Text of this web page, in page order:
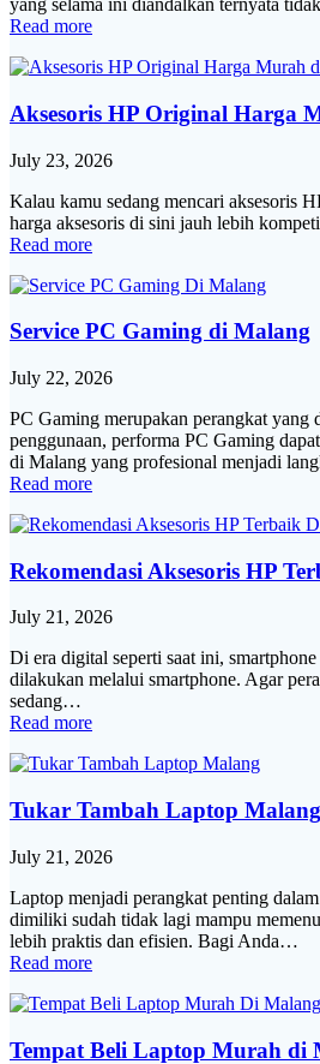
yang selama ini diandalkan ternyata
Read more
Aksesoris HP Original Harga
July 23, 2026
Kalau kamu sedang mencari aksesoris
harga aksesoris di sini jauh lebih
Read more
Service PC Gaming di Malang
July 22, 2026
PC Gaming merupakan perangkat
penggunaan, performa PC Gaming
di Malang yang profesional menjadi
Read more
Rekomendasi Aksesoris HP
July 21, 2026
Di era digital seperti saat ini,
dilakukan melalui smartphone. Agar
sedang…
Read more
Tukar Tambah Laptop Malang
July 21, 2026
Laptop menjadi perangkat penting
dimiliki sudah tidak lagi mampu
lebih praktis dan efisien. Bagi Anda…
Read more
Tempat Beli Laptop Murah di